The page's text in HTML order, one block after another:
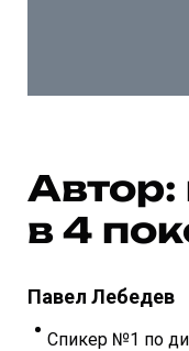
Автор:
в 4
Павел Лебедев
Спикер №1 по